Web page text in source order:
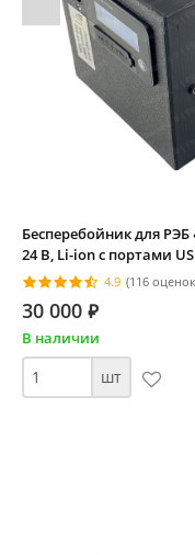
Бесперебойник для
24 В, Li-ion с портами
4.9 (116
30 000 ⃏
В наличии
шт